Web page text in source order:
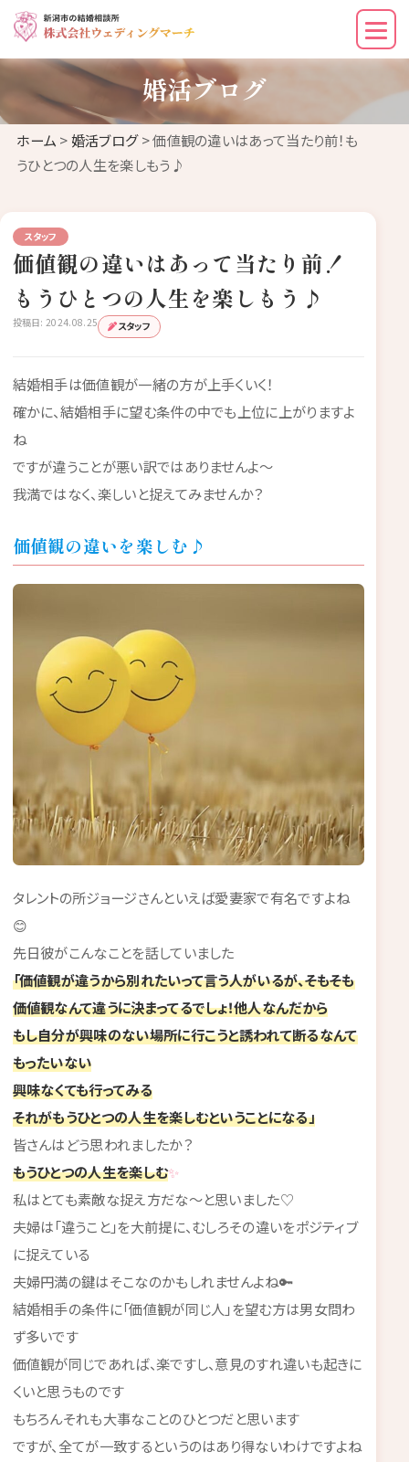
婚活ブログ
ホーム >婚活ブログ> 価値観の違いはあって当たり前！も
うひとつの人生を楽しもう♪
スタッフ
価値観の違いはあって当たり前！
もうひとつの人生を楽しもう♪
投稿日: 2024.08.25 スタッフ
結婚相手は価値観が一緒の方が上手くいく！
確かに、結婚相手に望む条件の中でも上位に上がりますよ
ね
ですが違うことが悪い訳ではありませんよ～
我満ではなく、楽しいと捉えてみませんか？
価値観の違いを楽しむ♪
タレントの所ジョージさんといえば愛妻家で有名ですよね
😊
先日彼がこんなことを話していました
「価値観が違うから別れたいって言う人がいるが、そもそも
価値観なんて違うに決まってるでしょ！他人なんだから
もし自分が興味のない場所に行こうと誘われて断るなんて
もったいない
興味なくても行ってみる
それがもうひとつの人生を楽しむということになる」
皆さんはどう思われましたか？
もうひとつの人生を楽しむ✨
私はとても素敵な捉え方だな～と思いました♡
夫婦は「違うこと」を大前提に、むしろその違いをポジティブ
に捉えている
夫婦円満の鍵はそこなのかもしれませんよね🔑
結婚相手の条件に「価値観が同じ人」を望む方は男女問わ
ず多いです
価値観が同じであれば、楽ですし、意見のすれ違いも起きに
くいと思うものです
もちろんそれも大事なことのひとつだと思います
ですが、全てが一致するというのはあり得ないわけですよね